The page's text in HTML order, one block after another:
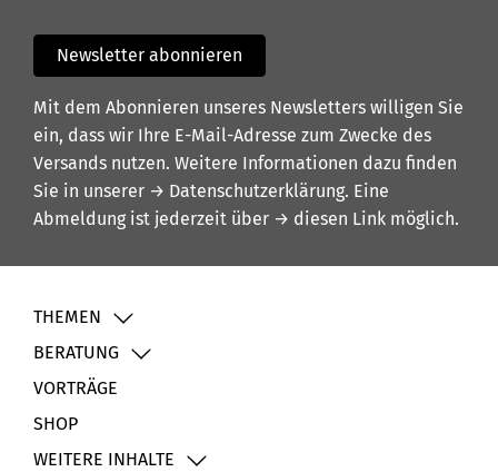
Newsletter abonnieren
Mit dem Abonnieren unseres Newsletters willigen Sie
ein, dass wir Ihre E-Mail-Adresse zum Zwecke des
Versands nutzen. Weitere Informationen dazu finden
Sie in unserer → Datenschutzerklärung. Eine
Abmeldung ist jederzeit über → diesen Link möglich.
THEMEN
BERATUNG
VORTRÄGE
SHOP
WEITERE INHALTE